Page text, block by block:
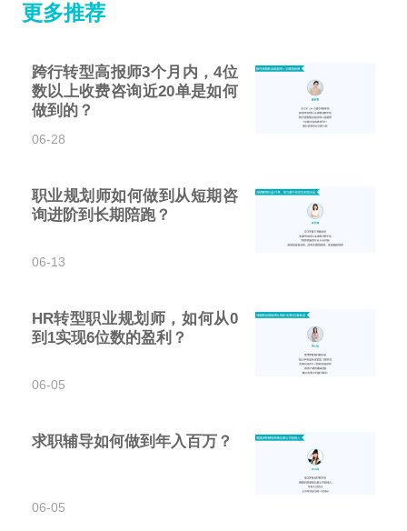
更多推荐
跨行转型高报师3个月内，4位
数以上收费咨询近20单是如何
做到的？
06-28
职业规划师如何做到从短期咨
询进阶到长期陪跑？
06-13
HR转型职业规划师，如何从0
到1实现6位数的盈利？
06-05
求职辅导如何做到年入百万？
06-05